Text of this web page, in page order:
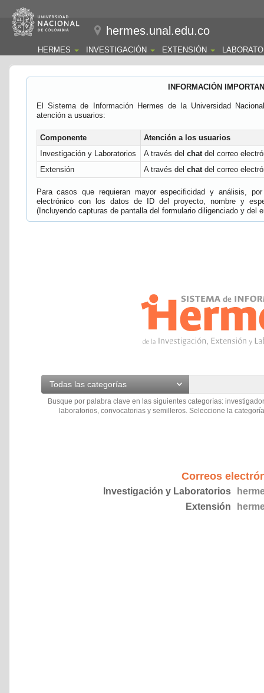
hermes.unal.edu.co
HERMES INVESTIGACIÓN EXTENSIÓN
INFORMACIÓN
El Sistema de Información Hermes de la Universidad
atención a usuarios:
Componente
Atención a los usuarios
Investigación y Laboratorios
A través del chatdel correo
Extensión
A través del chatdel correo
Para casos que requieran mayor especificidad y análisis,
electrónico con los datos de ID del proyecto, nombre y
(Incluyendo capturas de pantalla del formulario diligenciado y del
Todas las categorías
Busque por palabra clave en las siguientes categorías:
laboratorios, convocatorias y semilleros. Seleccione la
Correos
Investigación y Laboratorios
Extensión